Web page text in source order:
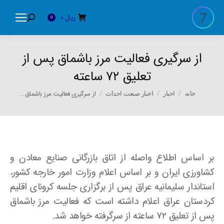
ریال 0
Search:
از سرگیری فعالیت مرز باشماق پس از
تعلیق ۷۲ ساعته
You are here:
خانه اخبار اخبار صنعت احداث از سرگیری فعالیت مرز باشماق…
بر اساس اطلاع واصله از اتاق بازرگانی صنایع معادن و
کشاورزی ایران و بر اساس اعلام وزارت امور خارجه کشور،
استاندار سلیمانیه عراق پس از برگزاری جلسه کرونای اقلیم
کردستان عراق اعلام داشته است که فعالیت مرز باشماق
پس از تعلیق ۷۲ ساعته از سرگرفته خواهد شد.